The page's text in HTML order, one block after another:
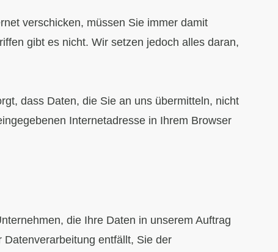
verschicken, müssen Sie immer damit
gibt es nicht. Wir setzen jedoch alles daran,
dass Daten, die Sie an uns übermitteln, nicht
Internetadresse in Ihrem Browser
die Ihre Daten in unserem Auftrag
entfällt, Sie der